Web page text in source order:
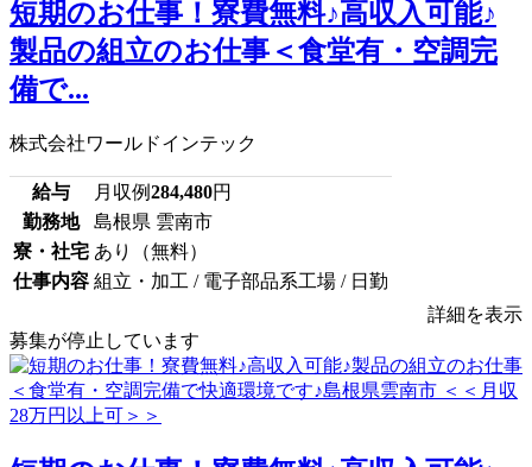
短期のお仕事！寮費無料♪高収入可能♪
製品の組立のお仕事＜食堂有・空調完
備で...
株式会社ワールドインテック
給与 月収例284,480円
勤務地
島根県 雲南市
寮・社宅 あり（無料）
仕事内容 組立・加工 / 電子部品系工場 / 日勤
詳細を表示
募集が停止しています